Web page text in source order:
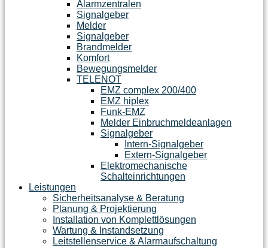
Alarmzentralen
Signalgeber
Melder
Signalgeber
Brandmelder
Komfort
Bewegungsmelder
TELENOT
EMZ complex 200/400
EMZ hiplex
Funk-EMZ
Melder Einbruchmeldeanlagen
Signalgeber
Intern-Signalgeber
Extern-Signalgeber
Elektromechanische
Schalteinrichtungen
Leistungen
Sicherheitsanalyse & Beratung
Planung & Projektierung​
Installation von Komplettlösungen
Wartung & Instandsetzung
Leitstellenservice & Alarmaufschaltung